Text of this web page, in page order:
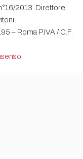
2013. Direttore
– Roma P.IVA / C.F.